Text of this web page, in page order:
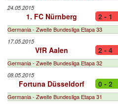
24.05.2015
1. FC Nürnberg 2 - 1
Germania - Zweite Bundesliga Etapa 33
17.05.2015
VfR Aalen 2 - 4
Germania - Zweite Bundesliga Etapa 32
08.05.2015
Fortuna Düsseldorf 0 - 2
Germania - Zweite Bundesliga Etapa 31